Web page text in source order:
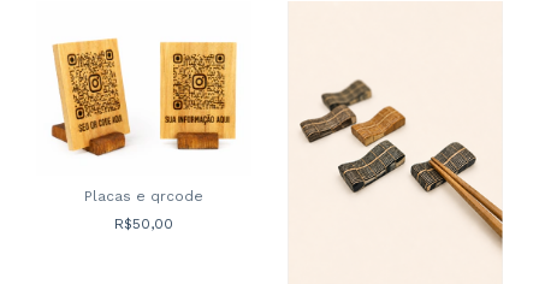
Placas e qrcode
R$50,00